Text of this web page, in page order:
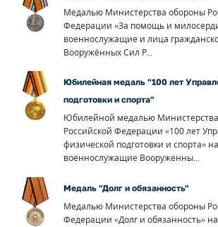
Медалью Министерства обороны
Федерации «За помощь и
военнослужащие и лица
Вооружённых Сил Р...
Юбилейная медаль "100 лет
подготовки и спорта"
Юбилейной медалью
Российской Федерации «100 лет
физической подготовки и спорта»
военнослужащие Вооруженны...
Медаль "Долг и обязанность"
Медалью Министерства обороны
Федерации «Долг и обязанность»